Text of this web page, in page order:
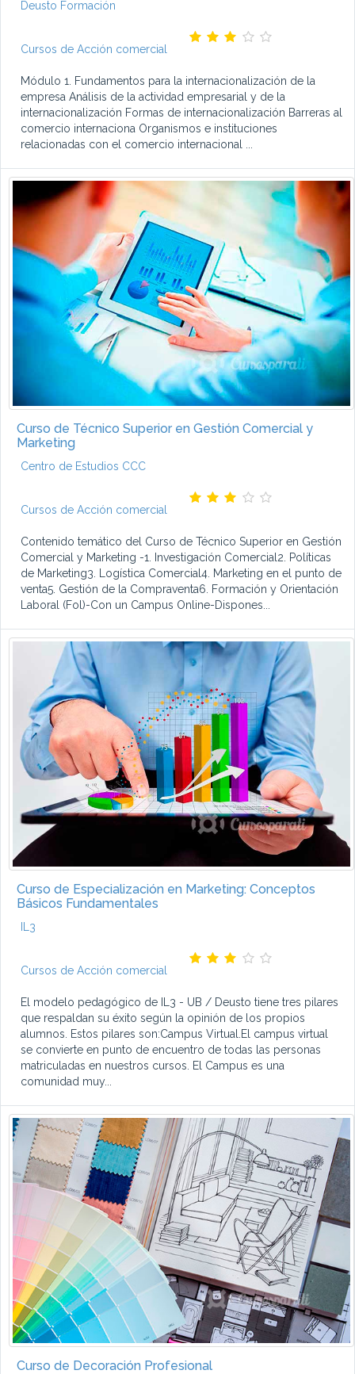
Deusto Formación
Cursos de Acción comercial
Módulo 1. Fundamentos para la internacionalización de la
empresa Análisis de la actividad empresarial y de la
internacionalización Formas de internacionalización Barreras al
comercio internaciona Organismos e instituciones
relacionadas con el comercio internacional ...
Curso de Técnico Superior en Gestión Comercial y
Marketing
Centro de Estudios CCC
Cursos de Acción comercial
Contenido temático del Curso de Técnico Superior en Gestión
Comercial y Marketing -1. Investigación Comercial2. Políticas
de Marketing3. Logística Comercial4. Marketing en el punto de
venta5. Gestión de la Compraventa6. Formación y Orientación
Laboral (Fol)-Con un Campus Online-Dispones...
Curso de Especialización en Marketing: Conceptos
Básicos Fundamentales
IL3
Cursos de Acción comercial
El modelo pedagógico de IL3 - UB / Deusto tiene tres pilares
que respaldan su éxito según la opinión de los propios
alumnos. Estos pilares son:Campus Virtual.El campus virtual
se convierte en punto de encuentro de todas las personas
matriculadas en nuestros cursos. El Campus es una
comunidad muy...
Curso de Decoración Profesional